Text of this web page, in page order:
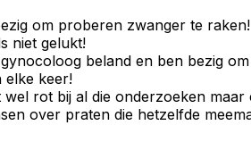
om proberen zwanger te raken!
niet gelukt!
beland en ben bezig
elke keer!
rot bij al die onderzoeken
over praten die hetzelfde